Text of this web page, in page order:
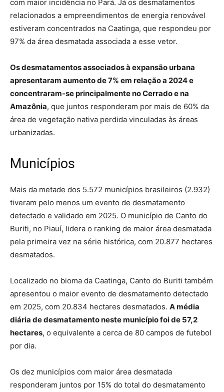
com maior incidência no Pará. Já os desmatamentos
relacionados a empreendimentos de energia renovável
estiveram concentrados na Caatinga, que respondeu por
97% da área desmatada associada a esse vetor.
Os desmatamentos associados à expansão urbana
apresentaram aumento de 7% em relação a 2024 e
concentraram-se principalmente no Cerrado e na
Amazônia, que juntos responderam por mais de 60% da
área de vegetação nativa perdida vinculadas às áreas
urbanizadas.
Municípios
Mais da metade dos 5.572 municípios brasileiros (2.932)
tiveram pelo menos um evento de desmatamento
detectado e validado em 2025. O município de Canto do
Buriti, no Piauí, lidera o ranking de maior área desmatada
pela primeira vez na série histórica, com 20.877 hectares
desmatados.
Localizado no bioma da Caatinga, Canto do Buriti também
apresentou o maior evento de desmatamento detectado
em 2025, com 20.834 hectares desmatados. A média
diária de desmatamento neste município foi de 57,2
hectares, o equivalente a cerca de 80 campos de futebol
por dia.
Os dez municípios com maior área desmatada
responderam juntos por 15% do total do desmatamento